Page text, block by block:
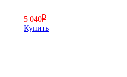
5 040
Купить